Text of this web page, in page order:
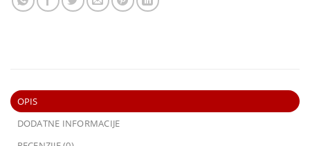
OPIS
DODATNE INFORMACIJE